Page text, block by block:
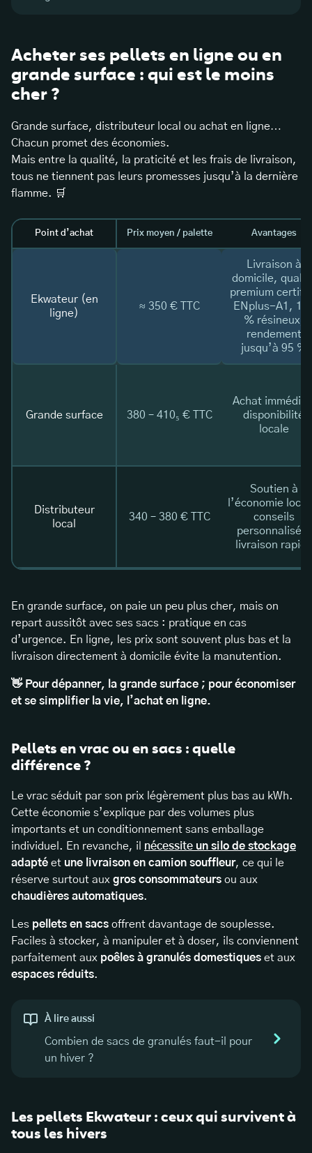
Acheter ses pellets en ligne ou en
grande surface : qui est le moins
cher ?
Grande surface, distributeur local ou achat en ligne…
Chacun promet des économies.
Mais entre la qualité, la praticité et les frais de livraison,
tous ne tiennent pas leurs promesses jusqu’à la dernière
flamme. 🛒
Point d’achat Prix moyen / palette Avantages
Ekwateur (en
ligne)
≈ 350 € TTC
Livraison à
domicile,
premium
ENplus-A1,
% résineux,
rendement
jusqu’à 95 %
Grande surface 380 – 410₅ € TTC
Achat
disponibilité
locale
Distributeur
local
340 – 380 € TTC
Soutien à
l’économie
conseils
personnalisés,
livraison rapide
En grande surface, on paie un peu plus cher, mais on
repart aussitôt avec ses sacs : pratique en cas
d’urgence. En ligne, les prix sont souvent plus bas et la
livraison directement à domicile évite la manutention.
👋 Pour dépanner, la grande surface ; pour économiser
et se simplifier la vie, l’achat en ligne.
Pellets en vrac ou en sacs : quelle
différence ?
Le vrac séduit par son prix légèrement plus bas au kWh.
Cette économie s’explique par des volumes plus
importants et un conditionnement sans emballage
individuel. En revanche, il nécessite un silo de stockage
adapté et une livraison en camion souffleur, ce qui le
réserve surtout aux gros consommateurs ou aux
chaudières automatiques.
Les pellets en sacs offrent davantage de souplesse.
Faciles à stocker, à manipuler et à doser, ils conviennent
parfaitement aux poêles à granulés domestiques et aux
espaces réduits.
À lire aussi
Combien de sacs de granulés faut-il pour
un hiver ?
Les pellets Ekwateur : ceux qui survivent à
tous les hivers